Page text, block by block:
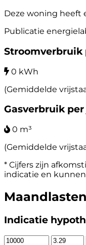
Deze woning heeft
Publicatie
Stroomverbruik
0 kWh
(Gemiddelde
Gasverbruik
0 m³
(Gemiddelde
* Cijfers zijn
indicatie en
Indicatie